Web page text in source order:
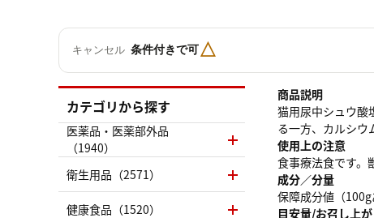
キャンセル 条件付きで可△
商品説明
猫用尿中シュウ酸
る一方、カルシウ
使用上の注意
食事療法食です。
成分／分量
保障成分値（
目安量/お召し上
カテゴリから探す
医薬品・医薬部外品
（1940）
衛生用品（2571）
健康食品（1520）